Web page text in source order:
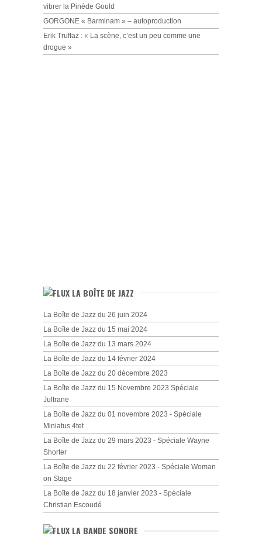
vibrer la Pinède Gould
GORGONE « Barminam » – autoproduction
Erik Truffaz : « La scène, c’est un peu comme une
drogue »
LA BOÎTE DE JAZZ
La Boîte de Jazz du 26 juin 2024
La Boîte de Jazz du 15 mai 2024
La Boîte de Jazz du 13 mars 2024
La Boîte de Jazz du 14 février 2024
La Boîte de Jazz du 20 décembre 2023
La Boîte de Jazz du 15 Novembre 2023 Spéciale
Jultrane
La Boîte de Jazz du 01 novembre 2023 - Spéciale
Miniatus 4tet
La Boîte de Jazz du 29 mars 2023 - Spéciale Wayne
Shorter
La Boîte de Jazz du 22 février 2023 - Spéciale Woman
on Stage
La Boîte de Jazz du 18 janvier 2023 - Spéciale
Christian Escoudé
LA BANDE SONORE